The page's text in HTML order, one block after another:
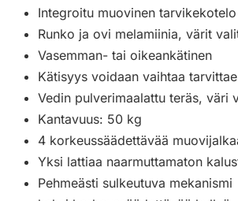
Integroitu muovinen
Runko ja ovi melamiinia, värit
Vasemman- tai oikeankätinen
Kätisyys voidaan vaihtaa
Vedin pulverimaalattu teräs, väri
Kantavuus: 50 kg
4 korkeussäädettävää
Yksi lattiaa naarmuttamaton
Pehmeästi sulkeutuva mekanismi